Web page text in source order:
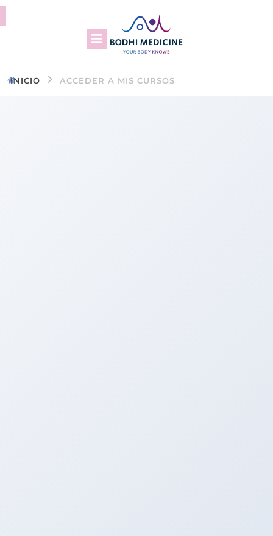
INICIO ACCEDER A MIS CURSOS